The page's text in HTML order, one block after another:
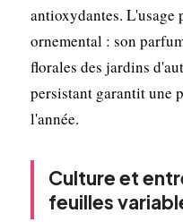
antioxydantes.
ornemental : son
florales des jardins
persistant garantit une
l'année.
Culture et
feuilles